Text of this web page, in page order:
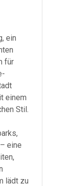
ein
für
einem
Stil.
eine
lädt zu